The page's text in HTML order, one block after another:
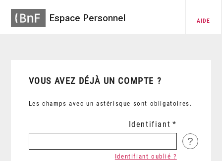
Espace Personnel AIDE
VOUS AVEZ DÉJÀ UN COMPTE ?
Les champs avec un astérisque sont obligatoires.
Identifiant
?
Identifiant oublié ?